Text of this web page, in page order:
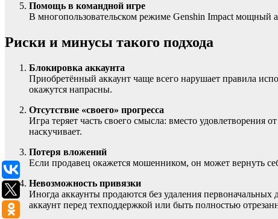
Помощь в командной игре
В многопользовательском режиме Genshin Impact мощный
Риски и минусы такого подхода
Блокировка аккаунта
Приобретённый аккаунт чаще всего нарушает правила
окажутся напрасны.
Отсутствие «своего» прогресса
Игра теряет часть своего смысла: вместо
наскучивает.
Потеря вложений
Если продавец окажется мошенником, он может вернуть
Невозможность привязки
Иногда аккаунты продаются без удаления
аккаунт перед техподдержкой или быть полностью